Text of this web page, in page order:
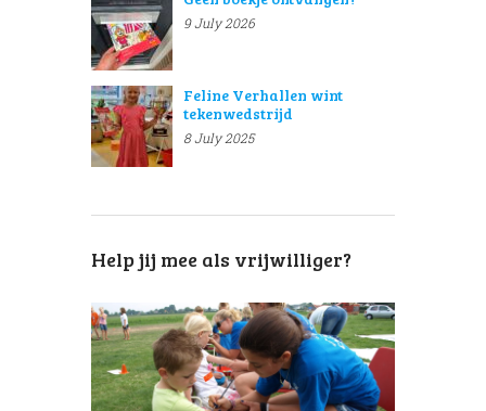
9 July 2026
Feline Verhallen wint
tekenwedstrijd
8 July 2025
Help jij mee als vrijwilliger?